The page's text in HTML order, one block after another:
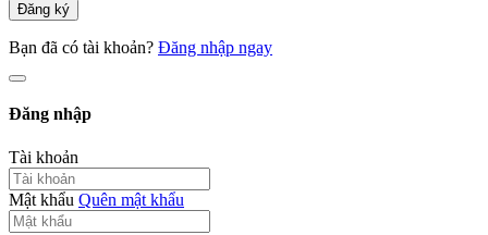
Đăng ký
Bạn đã có tài khoản? Đăng nhập ngay
Đăng nhập
Tài khoản
Mật khẩu Quên mật khẩu